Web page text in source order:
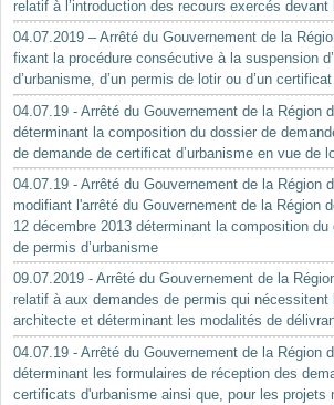
relatif à l’introduction des recours exercés
04.07.2019 – Arrêté du Gouvernement de la
fixant la procédure consécutive à la suspension
d’urbanisme, d’un permis de lotir ou d’un
04.07.19 - Arrêté du Gouvernement de la Région
déterminant la composition du dossier de
de demande de certificat d’urbanisme en vue de
04.07.19 - Arrêté du Gouvernement de la Région
modifiant l'arrêté du Gouvernement de la Région
12 décembre 2013 déterminant la composition
de permis d’urbanisme
09.07.2019 - Arrêté du Gouvernement de la
relatif à aux demandes de permis qui nécessitent
architecte et déterminant les modalités de
04.07.19 - Arrêté du Gouvernement de la Région
déterminant les formulaires de réception des
certificats d'urbanisme ainsi que, pour les projets